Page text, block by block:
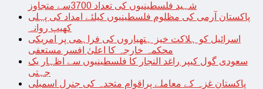
شہید فلسطینیوں کی تعداد 3700سے متجاوز
پاکستان آرمی کی مظلوم فلسطینیوں کیلئے امداد کی پہلی
کھیپ روانہ
اسرائیل کو ہلاکت خیز ہتھیاروں کی فراہمی پر امریکی
محکمہ خارجہ کا اعلیٰ افسر مستعفی
سعودی گول کیپر راغد النجار کا فلسطینیوں سے اظہار یک
جہتی
پاکستان غزہ کے معاملے پراقوام متحدہ کی جنرل اسمبلی